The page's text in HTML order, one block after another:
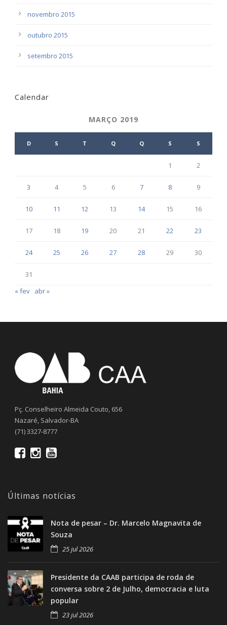
novembro 2015
outubro 2015
setembro 2015
Calendar
MARÇO 2019
D S T Q Q S S
1 2
3 4 5 6 7 8 9
10 11 12 13 14 15 16
17 18 19 20 21 22 23
24 25 26 27 28 29 30
31
« fev abr »
Pç. Conselheiro Almeida Couto, 656
Nazaré, Salvador-BA
(71) 3327-8777
Últimas notícias
Nota de pesar – Dr. Marcelo Magnavita de
Souza
25 jul 2026
Presidente da CAAB participa de roda de
conversa sobre 2 de Julho, democracia e luta
popular
23 jul 2026